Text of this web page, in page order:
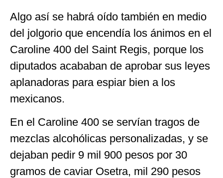
Algo así se habrá oído también en medio
del jolgorio que encendía los ánimos en el
Caroline 400 del Saint Regis, porque los
diputados acababan de aprobar sus leyes
aplanadoras para espiar bien a los
mexicanos.
En el Caroline 400 se servían tragos de
mezclas alcohólicas personalizadas, y se
dejaban pedir 9 mil 900 pesos por 30
gramos de caviar Osetra, mil 290 pesos